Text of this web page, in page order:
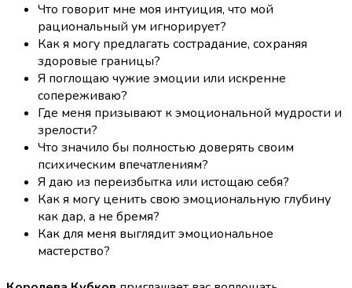
Что говорит мне моя интуиция, что мой
рациональный ум игнорирует?
Как я могу предлагать сострадание, сохраняя
здоровые границы?
Я поглощаю чужие эмоции или искренне
сопереживаю?
Где меня призывают к эмоциональной мудрости и
зрелости?
Что значило бы полностью доверять своим
психическим впечатлениям?
Я даю из переизбытка или истощаю себя?
Как я могу ценить свою эмоциональную глубину
как дар, а не бремя?
Как для меня выглядит эмоциональное
мастерство?